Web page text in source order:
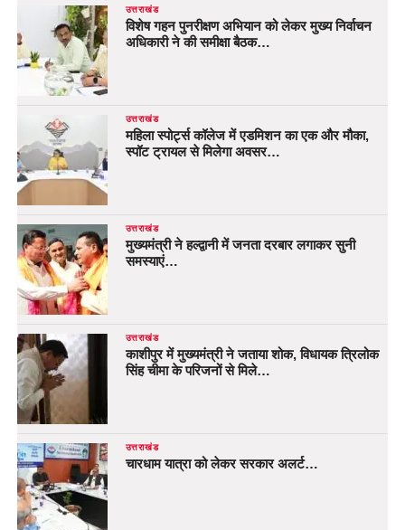
उत्तराखंड
विशेष गहन पुनरीक्षण अभियान को लेकर मुख्य निर्वाचन
अधिकारी ने की समीक्षा बैठक…
उत्तराखंड
महिला स्पोर्ट्स कॉलेज में एडमिशन का एक और मौका,
स्पॉट ट्रायल से मिलेगा अवसर…
उत्तराखंड
मुख्यमंत्री ने हल्द्वानी में जनता दरबार लगाकर सुनी
समस्याएं…
उत्तराखंड
काशीपुर में मुख्यमंत्री ने जताया शोक, विधायक त्रिलोक
सिंह चीमा के परिजनों से मिले…
उत्तराखंड
चारधाम यात्रा को लेकर सरकार अलर्ट…